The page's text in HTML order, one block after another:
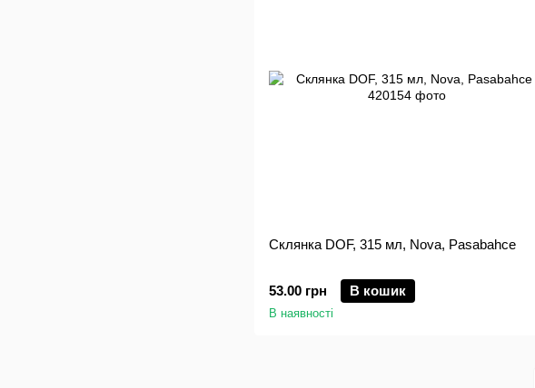
Склянка DOF, 315 мл, Nova, Pasabahce
53.00 грн В кошик
В наявності